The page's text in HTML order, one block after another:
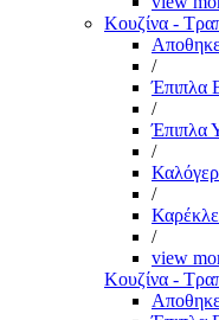
Κουζίνα -
/
Έπιπλα
/
Έπιπλα
/
/
/
view
Κουζίνα -